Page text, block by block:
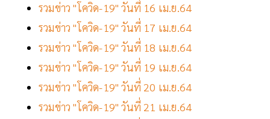
รวมข่าว "โควิด-19" วันที่ 16 เม.ย.64
รวมข่าว "โควิด-19" วันที่ 17 เม.ย.64
รวมข่าว "โควิด-19" วันที่ 18 เม.ย.64
รวมข่าว "โควิด-19" วันที่ 19 เม.ย.64
รวมข่าว "โควิด-19" วันที่ 20 เม.ย.64
รวมข่าว "โควิด-19" วันที่ 21 เม.ย.64